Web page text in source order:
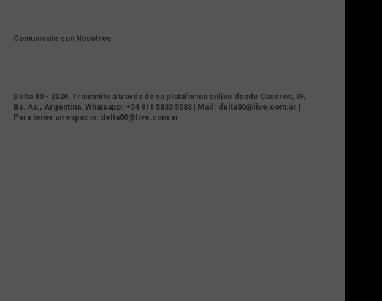
Comunicate con Nosotros
Delta 80 - 2026. Transmite a través de su plataforma online desde Caseros, 3F,
Bs. As., Argentina. Whatsapp: +54 911 5833 5083 | Mail: delta80@live.com.ar |
Para tener un espacio: delta80@live.com.ar